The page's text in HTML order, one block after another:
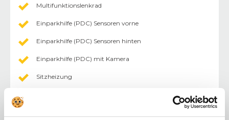
Multifunktionslenkrad
Einparkhilfe (PDC) Sensoren vorne
Einparkhilfe (PDC) Sensoren hinten
Einparkhilfe (PDC) mit Kamera
Sitzheizung